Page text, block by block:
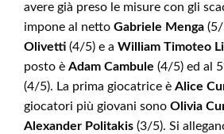
avere già preso le misure con gli
impone al netto Gabriele Menga (5/
Olivetti (4/5) e a William Timoteo
posto è Adam Cambule (4/5) ed al
(4/5). La prima giocatrice è Alice
giocatori più giovani sono Olivia
Alexander Politakis (3/5). Si